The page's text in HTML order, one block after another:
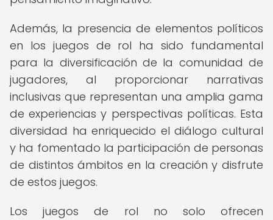
Además, la presencia de elementos políticos
en los juegos de rol ha sido fundamental
para la diversificación de la comunidad de
jugadores, al proporcionar narrativas
inclusivas que representan una amplia gama
de experiencias y perspectivas políticas. Esta
diversidad ha enriquecido el diálogo cultural
y ha fomentado la participación de personas
de distintos ámbitos en la creación y disfrute
de estos juegos.
Los juegos de rol no solo ofrecen